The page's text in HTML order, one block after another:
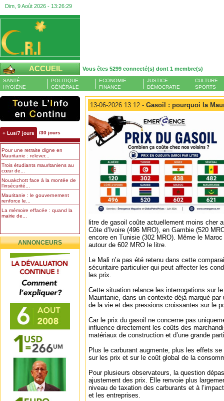
Dim, 9 Août 2026 - 13:26:29
ACCUEIL Vous êtes 5299 connecté(s) dont 1 membre(s)
SANTÉ
HYGIÈNE
POLITIQUE
GÉNÉRALE
ECONOMIE
FINANCE
JUSTICE
DÉMOCRATIE
CULTURE
SPORTS
+ Lus/7 jours /30 jours
Pour une retraite digne en
Mauritanie : relever...
Trois étudiants mauritaniens au
cœur de...
Nouakchott face à la montée de
l’insécurité...
Mauritanie : le gouvernement
renforce le...
La mémoire effacée : quand la
mairie de...
ANNONCEURS
13-06-2026 13:12 - Gasoil : pourquoi la
litre de gasoil coûte actuellement moins cher
Côte d’Ivoire (496 MRO), en Gambie (520
encore en Tunisie (302 MRO). Même le
autour de 602 MRO le litre.
Le Mali n’a pas été retenu dans cette
sécuritaire particulier qui peut affecter les
les prix.
Cette situation relance les interrogations sur le
Mauritanie, dans un contexte déjà marqué
de la vie et des pressions croissantes sur le
Car le prix du gasoil ne concerne pas
influence directement les coûts des
matériaux de construction et d’une grande
Plus le carburant augmente, plus les effets
sur les prix et sur le coût global de la
Pour plusieurs observateurs, la question
ajustement des prix. Elle renvoie plus
niveau de taxation des carburants et à
et les entreprises.